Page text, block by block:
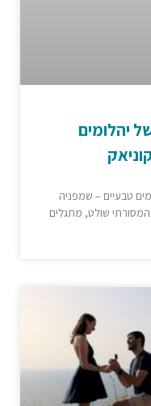
יהלומים
טבעיים – שמפניה
המסורתי שולט, מתגלים